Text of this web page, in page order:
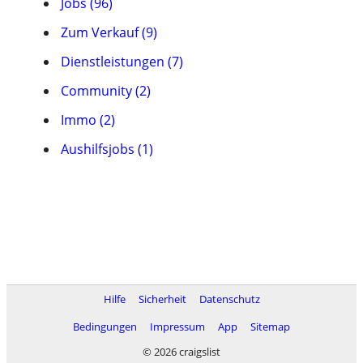
Zum Verkauf (9)
Dienstleistungen (7)
Community (2)
Immo (2)
Aushilfsjobs (1)
Hilfe Sicherheit
Datenschutz
Bedingungen
Impressum App
Sitemap
© 2026 craigslist